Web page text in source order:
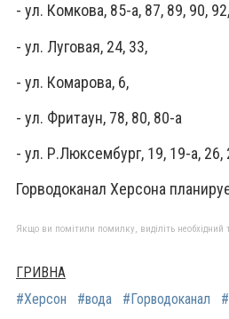
- ул. Комкова, 85-а, 87, 89, 90,
- ул. Луговая, 24, 33,
- ул. Комарова, 6,
- ул. Фритаун, 78, 80, 80-а
- ул. Р.Люксембург, 19, 19-а, 26,
Горводоканал Херсона
Якщо ви помітили помилку, виділіть необхідний
ГРИВНА
#Херсон
#вода #Горводоканал